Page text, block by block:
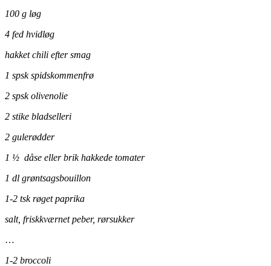
100 g løg
4 fed hvidløg
hakket chili efter smag
1 spsk spidskommenfrø
2 spsk olivenolie
2 stike bladselleri
2 gulerødder
1 ½ dåse eller brik hakkede tomater
1 dl grøntsagsbouillon
1-2 tsk røget paprika
salt, friskkværnet peber, rørsukker
…
1-2 broccoli